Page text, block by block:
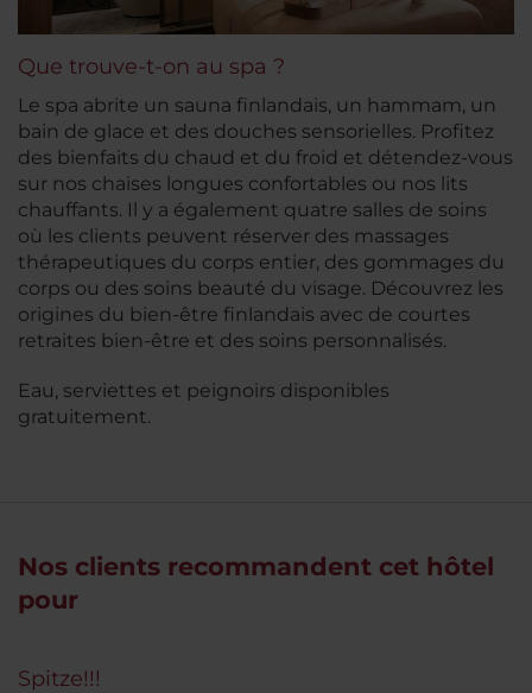
Que trouve-t-on au spa ?
Le spa abrite un sauna finlandais, un hammam, un
bain de glace et des douches sensorielles. Profitez
des bienfaits du chaud et du froid et détendez-vous
sur nos chaises longues confortables ou nos lits
chauffants. Il y a également quatre salles de soins
où les clients peuvent réserver des massages
thérapeutiques du corps entier, des gommages du
corps ou des soins beauté du visage. Découvrez les
origines du bien-être finlandais avec de courtes
retraites bien-être et des soins personnalisés.
Eau, serviettes et peignoirs disponibles
gratuitement.
Nos clients recommandent cet hôtel
pour
Spitze!!!